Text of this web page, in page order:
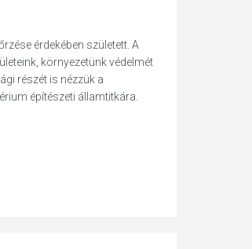
érdekében született. A
környezetünk védelmét
részét is nézzük a
építészeti államtitkára.